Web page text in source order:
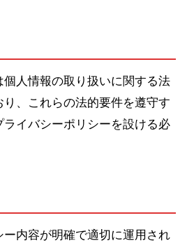
個人情報の取り扱いに関する法
、これらの法的要件を遵守す
ライバシーポリシーを設ける必
ー内容が明確で適切に運用され